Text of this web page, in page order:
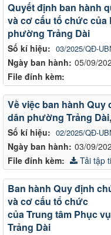
Số kí hiệu: 03/2025/QĐ-
Ngày ban hành: 05/09/
Quyết định ban hành
và cơ cấu tố chức của
phường Trảng Dài
File đính kèm:
Số kí hiệu: 02/2025/QĐ-
Ngày ban hành: 03/09/
Về việc ban hành Quy
dân phường Trảng
File đính kèm: Tải tập
Ban hành Quy định
và cơ cấu tổ chức
của Trung tâm Phục
Trảng Dài